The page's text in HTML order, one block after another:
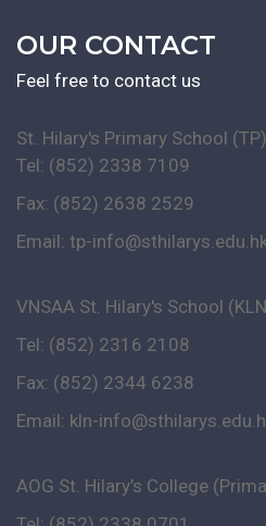
OUR CONTACT
Feel free to contact us
St. Hilary's Primary School (TP)
Tel: (852) 2338 7109
Fax: (852) 2638 2529
Email: tp-
VNSAA St. Hilary's School
Tel: (852) 2316 2108
Fax: (852) 2344 6238
Email: kln-
AOG St. Hilary’s College